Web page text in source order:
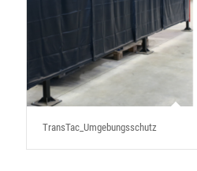
TransTac_Umgebungsschutz